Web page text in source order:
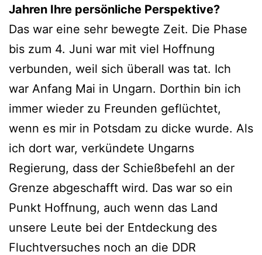
Jahren Ihre persönliche Perspektive?
Das war eine sehr bewegte Zeit. Die Phase
bis zum 4. Juni war mit viel Hoffnung
verbunden, weil sich überall was tat. Ich
war Anfang Mai in Ungarn. Dorthin bin ich
immer wieder zu Freunden geflüchtet,
wenn es mir in Potsdam zu dicke wurde. Als
ich dort war, verkündete Ungarns
Regierung, dass der Schießbefehl an der
Grenze abgeschafft wird. Das war so ein
Punkt Hoffnung, auch wenn das Land
unsere Leute bei der Entdeckung des
Fluchtversuches noch an die DDR